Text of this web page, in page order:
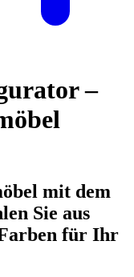
–
mit dem
Sie aus
für Ihr